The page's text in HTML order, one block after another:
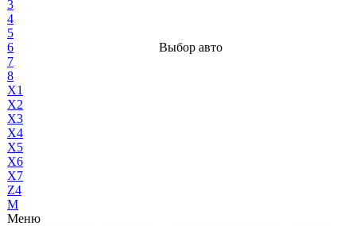
3
4
5
6
7
8
X1
X2
X3
X4
X5
X6
X7
Z4
М
Меню
Выбор авто